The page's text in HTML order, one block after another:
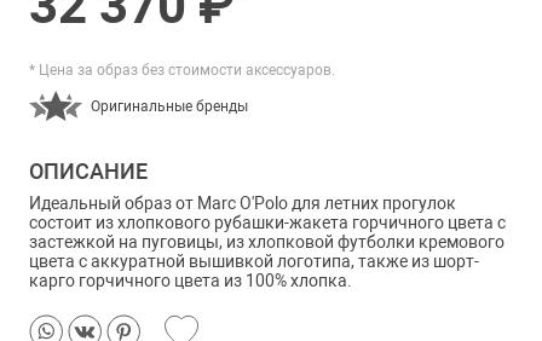
* Цена за образ без стоимости аксессуаров.
Оригинальные бренды
ОПИСАНИЕ
Идеальный образ от Marc O'Polo для летних прогулок
состоит из хлопкового рубашки-жакета горчичного цвета с
застежкой на пуговицы, из хлопковой футболки кремового
цвета с аккуратной вышивкой логотипа, также из шорт-
карго горчичного цвета из 100% хлопка.